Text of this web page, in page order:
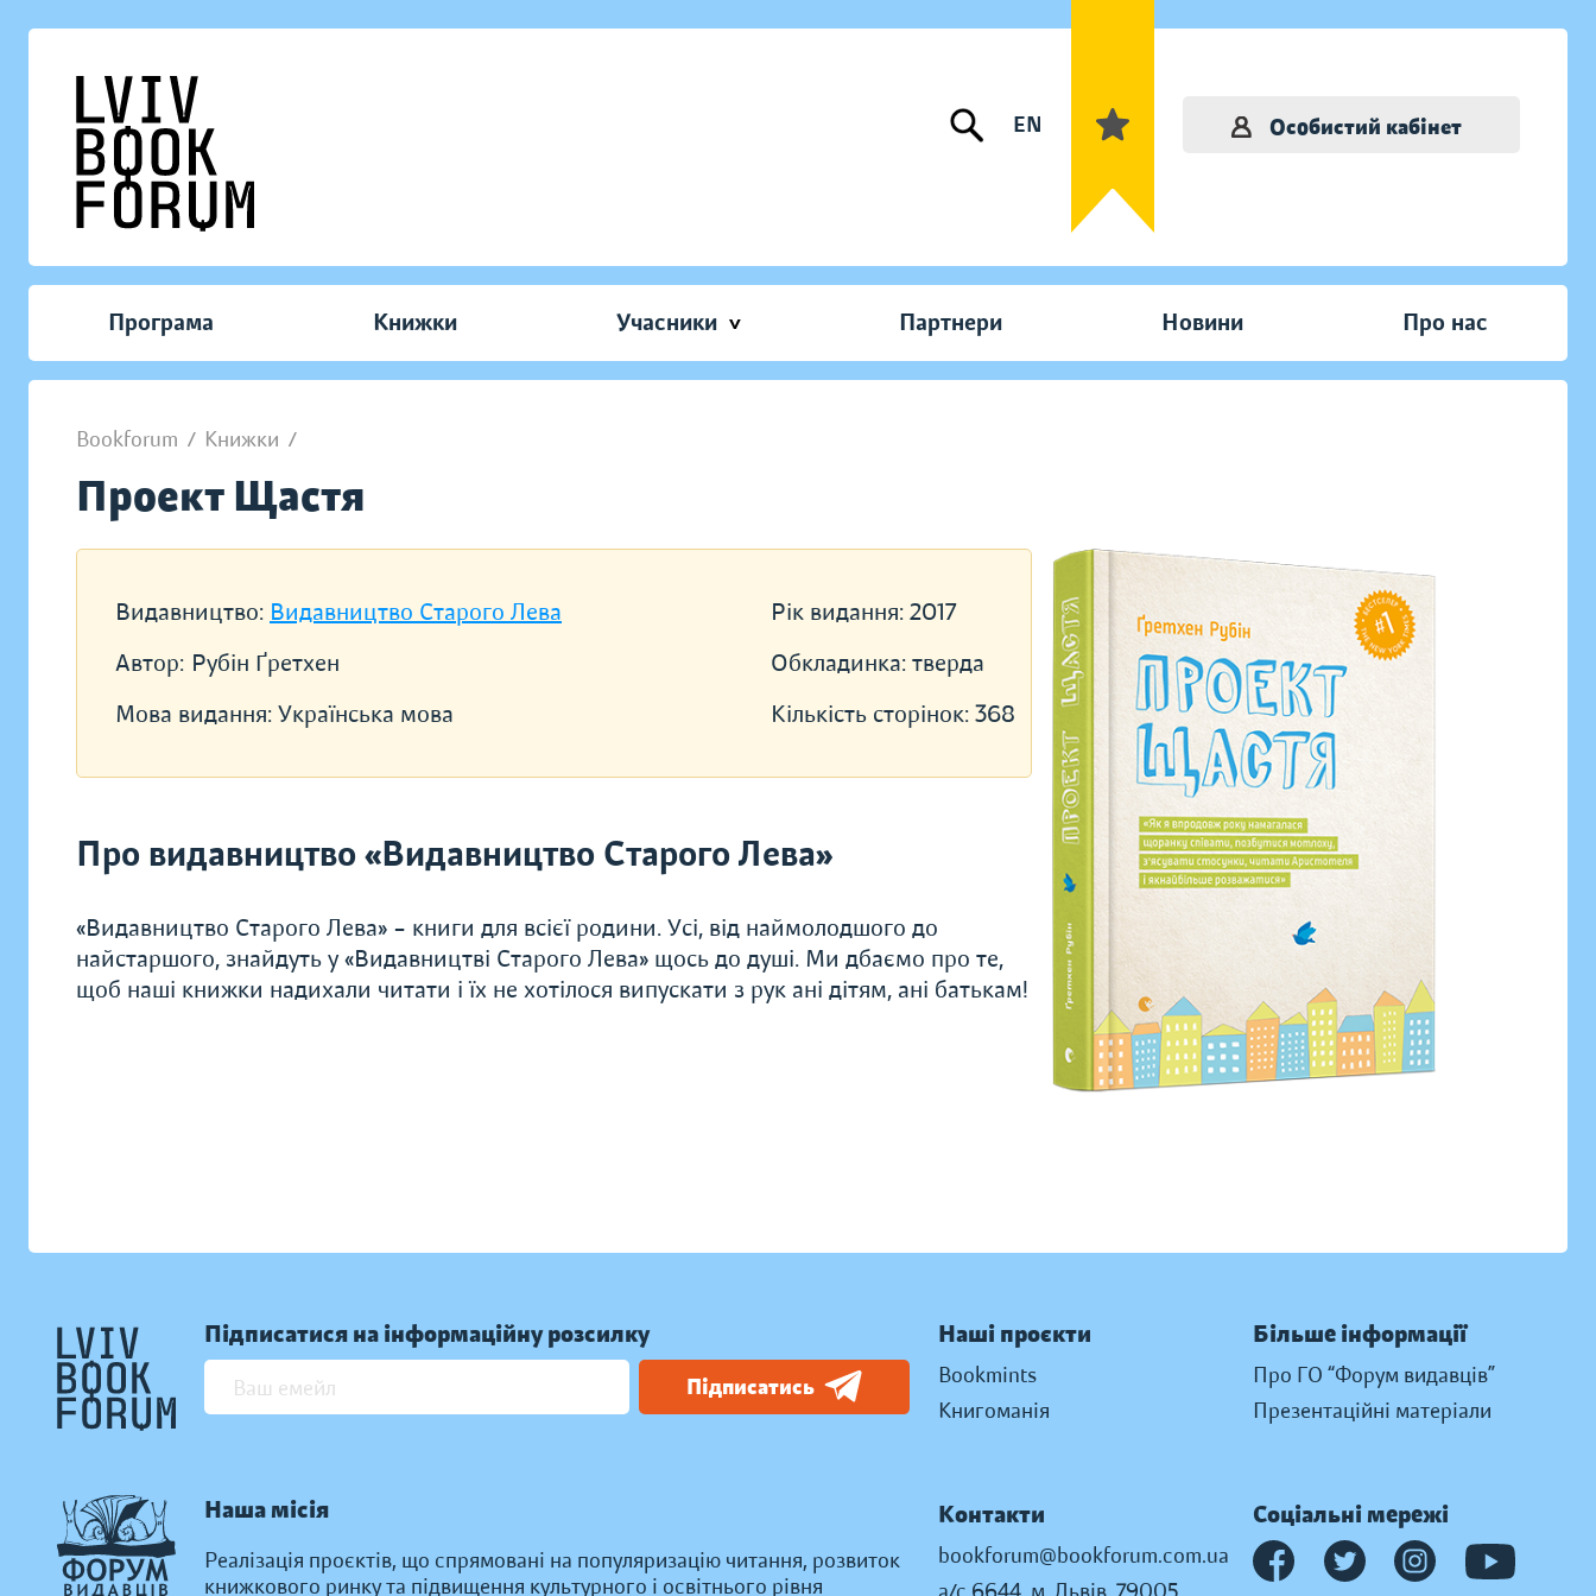
EN Особистий кабінет
Програма Книжки Учасники Партнери Новини Про нас
Bookforum / Книжки /
Проект Щастя
Видавництво: Видавництво Старого Лева
Автор: Рубін Ґретхен
Мова видання: Українська мова
Рік видання: 2017
Обкладинка: тверда
Кількість сторінок: 368
Про видавництво «Видавництво Старого Лева»
«Видавництво Старого Лева» – книги для всієї родини. Усі, від наймолодшого до
найстаршого, знайдуть у «Видавництві Старого Лева» щось до душі. Ми дбаємо про те,
щоб наші книжки надихали читати і їх не хотілося випускати з рук ані дітям, ані батькам!
Підписатися на інформаційну розсилку
Підписатись
Наша місія
Реалізація проєктів, що спрямовані на популяризацію читання, розвиток
книжкового ринку та підвищення культурного і освітнього рівня
Наші проєкти
Bookmints
Книгоманія
Більше інформації
Про ГО “Форум видавців”
Презентаційні матеріали
Контакти
bookforum@bookforum.com.ua
Соціальні мережі